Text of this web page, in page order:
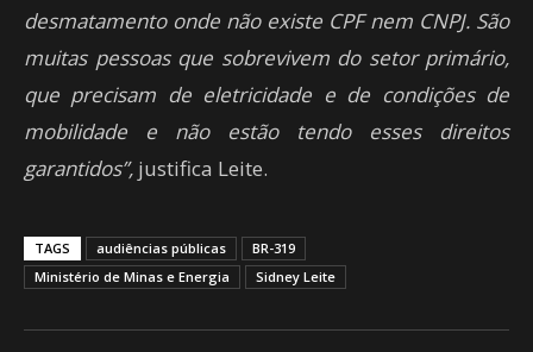
desmatamento onde não existe CPF nem CNPJ. São
muitas pessoas que sobrevivem do setor primário,
que precisam de eletricidade e de condições de
mobilidade e não estão tendo esses direitos
garantidos”, justifica Leite.
TAGS audiências públicas
BR-319
Ministério de Minas e Energia
Sidney Leite